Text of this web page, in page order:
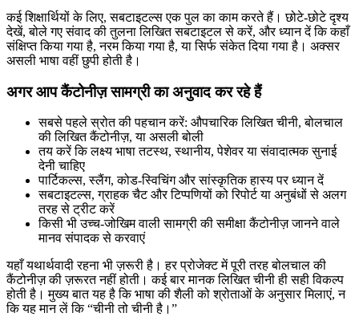
कई शिक्षार्थियों के लिए, सबटाइटल्स एक पुल का काम करते हैं। छोटे-छोटे दृश्य
देखें, बोले गए संवाद की तुलना लिखित सबटाइटल से करें, और ध्यान दें कि कहाँ
संक्षिप्त किया गया है, नरम किया गया है, या सिर्फ संकेत दिया गया है। अक्सर
असली भाषा वहीं छुपी होती है।
अगर आप कैंटोनीज़ सामग्री का अनुवाद कर रहे हैं
सबसे पहले स्रोत की पहचान करें: औपचारिक लिखित चीनी, बोलचाल
की लिखित कैंटोनीज़, या असली बोली
तय करें कि लक्ष्य भाषा तटस्थ, स्थानीय, पेशेवर या संवादात्मक सुनाई
देनी चाहिए
पार्टिकल्स, स्लैंग, कोड-स्विचिंग और सांस्कृतिक हास्य पर ध्यान दें
सबटाइटल्स, ग्राहक चैट और टिप्पणियों को रिपोर्ट या अनुबंधों से अलग
तरह से ट्रीट करें
किसी भी उच्च-जोखिम वाली सामग्री की समीक्षा कैंटोनीज़ जानने वाले
मानव संपादक से करवाएं
यहाँ यथार्थवादी रहना भी ज़रूरी है। हर प्रोजेक्ट में पूरी तरह बोलचाल की
कैंटोनीज़ की ज़रूरत नहीं होती। कई बार मानक लिखित चीनी ही सही विकल्प
होती है। मुख्य बात यह है कि भाषा की शैली को श्रोताओं के अनुसार मिलाएं, न
कि यह मान लें कि “चीनी तो चीनी है।”